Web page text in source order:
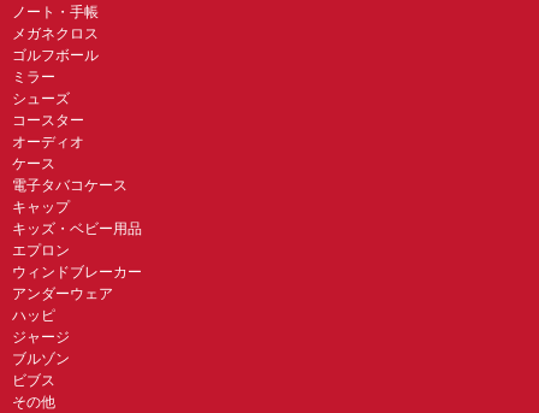
ノート・手帳
メガネクロス
ゴルフボール
ミラー
シューズ
コースター
オーディオ
ケース
電子タバコケース
キャップ
キッズ・ベビー用品
エプロン
ウィンドブレーカー
アンダーウェア
ハッピ
ジャージ
ブルゾン
ビブス
その他